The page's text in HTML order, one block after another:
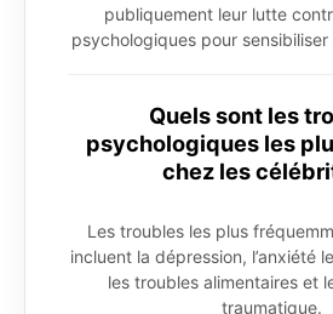
publiquement leur lutte
psychologiques pour
Quels sont les
psychologiques les
chez les
Les troubles les plus
incluent la dépression, l’anxiété
les troubles alimentaires et
traumatique.